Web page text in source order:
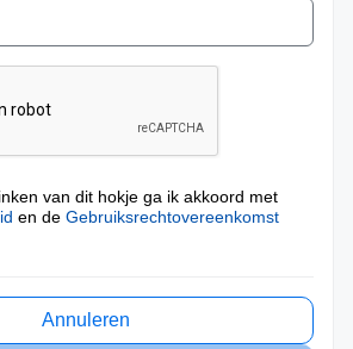
van dit hokje ga ik akkoord met
en de Gebruiksrechtovereenkomst
Annuleren